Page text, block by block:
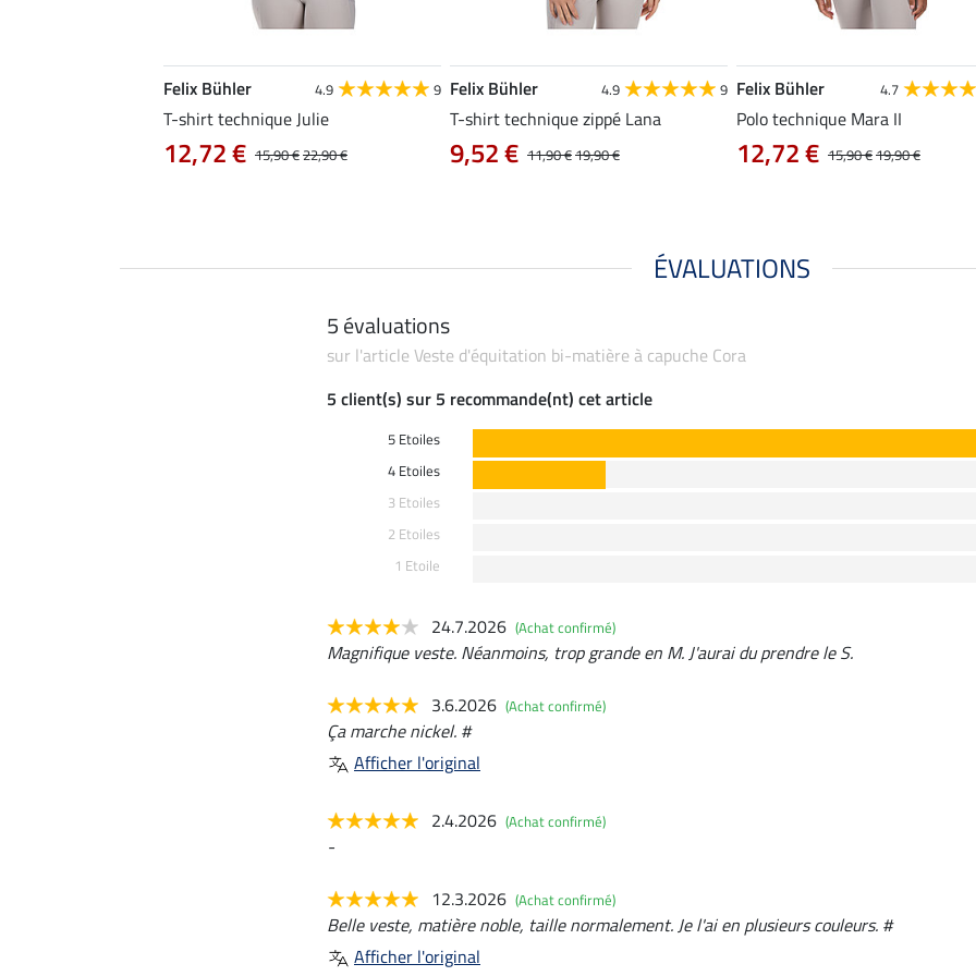
Felix Bühler 4.9 9
T-shirt technique Julie
15,90 €22,90 €
12,72 €
Felix Bühler 4.9 9
T-shirt technique zippé Lana
11,90 €19,90 €
9,52 €
Felix Bühler 4.7
Polo technique Mara II
15,90 €19,90 €
12,72 €
ÉVALUATIONS
5 évaluations
sur l'article Veste d'équitation bi-matière à capuche Cora
5 client(s) sur 5 recommande(nt) cet article
5 Etoiles
4 Etoiles
3 Etoiles
2 Etoiles
1 Etoile
24.7.2026 (Achat confirmé)
Magnifique veste. Néanmoins, trop grande en M. J'aurai du prendre le S.
3.6.2026 (Achat confirmé)
Ça marche nickel. #
Afficher l'original
2.4.2026 (Achat confirmé)
-
12.3.2026 (Achat confirmé)
Belle veste, matière noble, taille normalement. Je l'ai en plusieurs couleurs. #
Afficher l'original